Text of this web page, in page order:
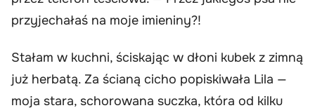
przyjechałaś na moje imieniny?!
Stałam w kuchni, ściskając w dłoni kubek z zimną
już herbatą. Za ścianą cicho popiskiwała Lila —
moja stara, schorowana suczka, która od kilku